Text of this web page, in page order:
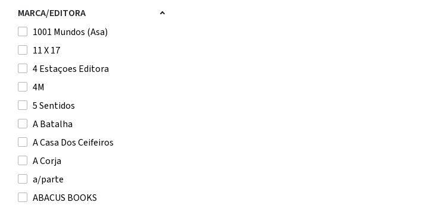
A. T. Qureshi
A.E. Housman
A.F. Steadman
A.L. Jackson
Aaron Blabey
Aaron Reynolds
AAVV
Abby Jimenez
Abdellah Taïa
Abdelwahab Meddeb
Abdul Rahman Azzam
MARCA/EDITORA
1001 Mundos (Asa)
11 X 17
4 Estaçoes Editora
4M
5 Sentidos
A Batalha
A Casa Dos Ceifeiros
A Corja
a/parte
ABACUS BOOKS